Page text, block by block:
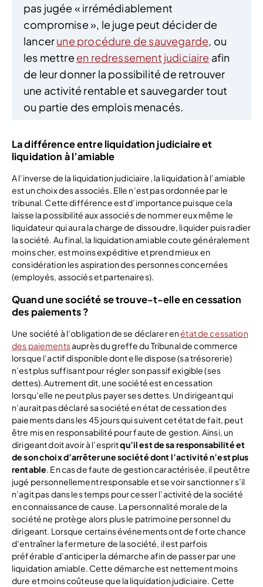
pas jugée « irrémédiablement
compromise », le juge peut décider de
lancerune procédure de sauvegarde, ou
les mettre en redressement judiciaire afin
de leur donner la possibilité de retrouver
une activité rentable et sauvegarder tout
ou partie des emplois menacés.
La différence entre liquidation judiciaire et
liquidation à l’amiable
A l’inverse de la liquidation judiciaire, la liquidation à l’amiable
est un choix des associés. Elle n’est pas ordonnée par le
tribunal. Cette différence est d’importance puisque cela
laisse la possibilité aux associés de nommer eux même le
liquidateur qui aura la charge de dissoudre, liquider puis radier
la société. Au final, la liquidation amiable coute généralement
moins cher, est moins expéditive et prend mieux en
considération les aspiration des personnes concernées
(employés, associés et partenaires).
Quand une société se trouve-t-elle en cessation
des paiements ?
Une société à l’obligation de se déclarer enétat de cessation
des paiementsauprès du greffe du Tribunal de commerce
lorsque l’actif disponible dont elle dispose (sa trésorerie)
n’est plus suffisant pour régler son passif exigible (ses
dettes). Autrement dit, une société est en cessation
lorsqu’elle ne peut plus payer ses dettes. Un dirigeant qui
n’aurait pas déclaré sa société en état de cessation des
paiements dans les 45 jours qui suivent cet état de fait, peut
être mis en responsabilité pour faute de gestion. Ainsi, un
dirigeant doit avoir à l’espritqu’il est de sa responsabilité et
de son choix d’arrêter une société dont l’activité n’est plus
rentable. En cas de faute de gestion caractérisée, il peut être
jugé personnellement responsable et se voir sanctionner s’il
n’agit pas dans les temps pour cesser l’activité de la société
en connaissance de cause. La personnalité morale de la
société ne protège alors plus le patrimoine personnel du
dirigeant. Lorsque certains événements ont de forte chance
d’entraîner la fermeture de la société, il est parfois
préférable d’anticiper la démarche afin de passer par une
liquidation amiable. Cette démarche est nettement moins
dure et moins coûteuse que la liquidation judiciaire. Cette